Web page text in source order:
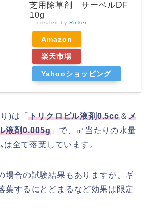
芝用除草剤 サーベルDF
10g
created by Rinker
Amazon
楽天市場
Yahooショッピング
)は「トリクロピル液剤0.5cc＆ メ
液剤0.005g」で、㎡当たりの水量
全て落葉しています。
場合の試験結果もありますが、ギ
葉するにとどまるなど効果は限定